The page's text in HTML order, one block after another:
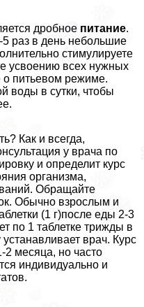
дробное питание.
5 раз в день небольшие
стимулируете
усвоению всех нужных
о питьевом режиме.
воды в сутки, чтобы
Как и всегда,
у врача по
и определит курс
организма,
Обращайте
Обычно взрослым и
(1 г)после еды 2-3
по 1 таблетке трижды в
врач. Курс
2 месяца, но часто
индивидуально и